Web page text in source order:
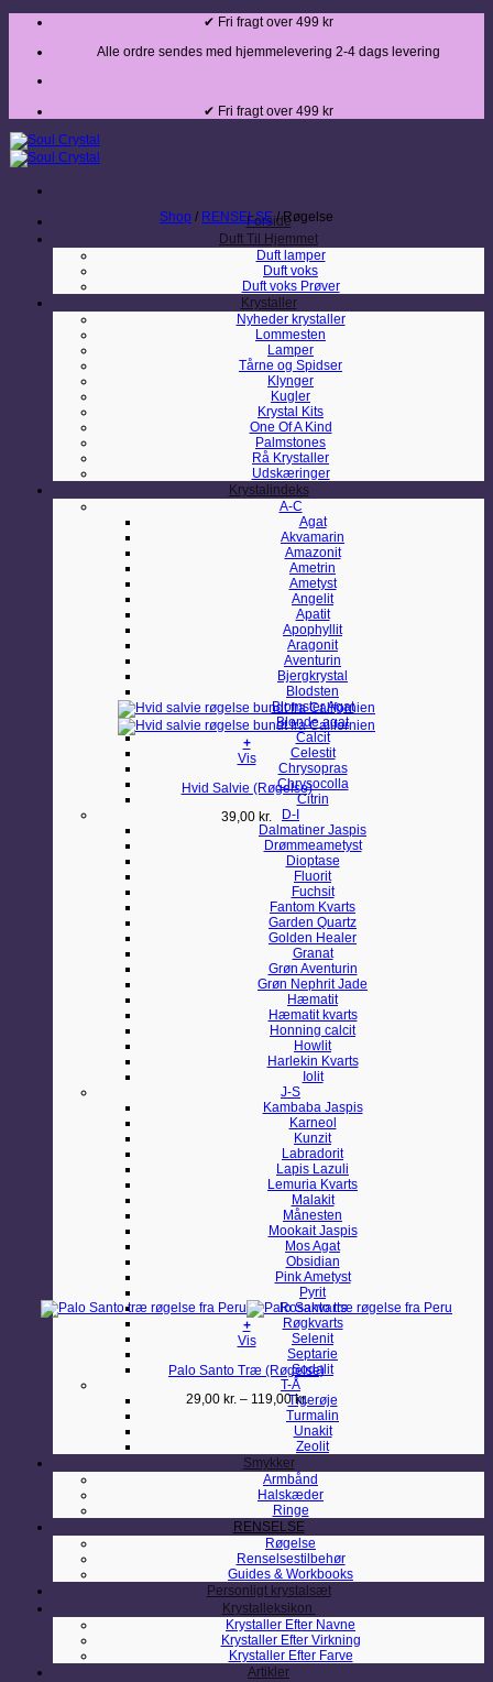
Fortsæt
indhold
✔ Fri fragt over 499 kr
Alle ordre sendes med hjemmelevering 2-4 dags levering
✔ Fri fragt over 499 kr
Forside
Duft Til Hjemmet
Duft lamper
Duft voks
Duft voks Prøver
Krystaller
Nyheder krystaller
Lommesten
Lamper
Tårne og Spidser
Klynger
Kugler
Krystal Kits
One Of A Kind
Palmstones
Rå Krystaller
Udskæringer
Krystalindeks
A-C
Agat
Akvamarin
Amazonit
Ametrin
Ametyst
Angelit
Apatit
Apophyllit
Aragonit
Aventurin
Bjergkrystal
Blodsten
Blomster Agat
Blonde agat
Calcit
Celestit
Chrysopras
Chrysocolla
Citrin
D-I
Dalmatiner Jaspis
Drømmeametyst
Dioptase
Fluorit
Fuchsit
Fantom Kvarts
Garden Quartz
Golden Healer
Granat
Grøn Aventurin
Grøn Nephrit Jade
Hæmatit
Hæmatit kvarts
Honning calcit
Howlit
Harlekin Kvarts
Iolit
J-S
Kambaba Jaspis
Karneol
Kunzit
Labradorit
Lapis Lazuli
Lemuria Kvarts
Malakit
Månesten
Mookait Jaspis
Mos Agat
Obsidian
Pink Ametyst
Pyrit
Rosakvarts
Røgkvarts
Selenit
Septarie
Sodalit
T-Å
Tigerøje
Turmalin
Unakit
Zeolit
Smykker
Armbånd
Halskæder
Ringe
RENSELSE
Røgelse
Renselsestilbehør
Guides & Workbooks
Personligt krystalsæt
Krystalleksikon
Krystaller Efter Navne
Krystaller Efter Virkning
Krystaller Efter Farve
Artikler
Shop / RENSELSE /Røgelse
+
Vis
Hvid Salvie (Røgelse)
39,00 kr.
+
Dette
har
varianter.
Mulighederne
på
varesiden
Vis
Palo Santo Træ (Røgelse)
29,00 kr. – 119,00kr.Prisinterval:
29,00 kr.
til
119,00 kr.